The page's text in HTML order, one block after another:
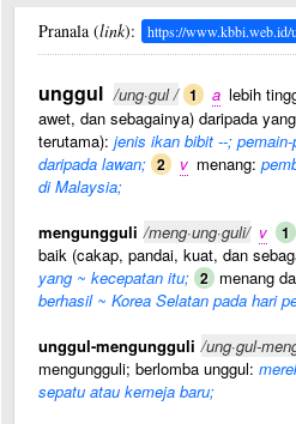
Pranala (link): https://www.kbbi.web.id/
unggul /ung·gul / 1 a lebih
awet, dan sebagainya) daripada
terutama): jenis ikan bibit --;
daripada lawan; 2 v menang:
di Malaysia;
mengungguli /meng·ung·guli/ v 1
baik (cakap, pandai, kuat, dan
yang ~ kecepatan itu; 2 menang
berhasil ~ Korea Selatan pada hari
unggul-mengungguli /ung·gul-
mengungguli; berlomba unggul:
sepatu atau kemeja baru;